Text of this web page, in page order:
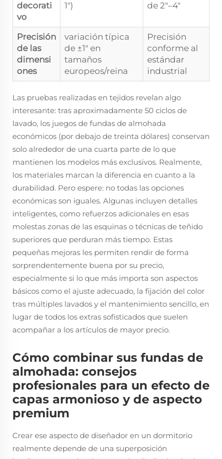
decorati
vo
1")
de 2"–4"
Precisión
de las
dimensi
ones
variación típica
de ±1" en
tamaños
europeos/reina
Precisión
conforme al
estándar
industrial
Las pruebas realizadas en tejidos revelan algo
interesante: tras aproximadamente 50 ciclos de
lavado, los juegos de fundas de almohada
económicos (por debajo de treinta dólares) conservan
solo alrededor de una cuarta parte de lo que
mantienen los modelos más exclusivos. Realmente,
los materiales marcan la diferencia en cuanto a la
durabilidad. Pero espere: no todas las opciones
económicas son iguales. Algunas incluyen detalles
inteligentes, como refuerzos adicionales en esas
molestas zonas de las esquinas o técnicas de teñido
superiores que perduran más tiempo. Estas
pequeñas mejoras les permiten rendir de forma
sorprendentemente buena por su precio,
especialmente si lo que más importa son aspectos
básicos como el ajuste adecuado, la fijación del color
tras múltiples lavados y el mantenimiento sencillo, en
lugar de todos los extras sofisticados que suelen
acompañar a los artículos de mayor precio.
Cómo combinar sus fundas de
almohada: consejos
profesionales para un efecto de
capas armonioso y de aspecto
premium
Crear ese aspecto de diseñador en un dormitorio
realmente depende de una superposición